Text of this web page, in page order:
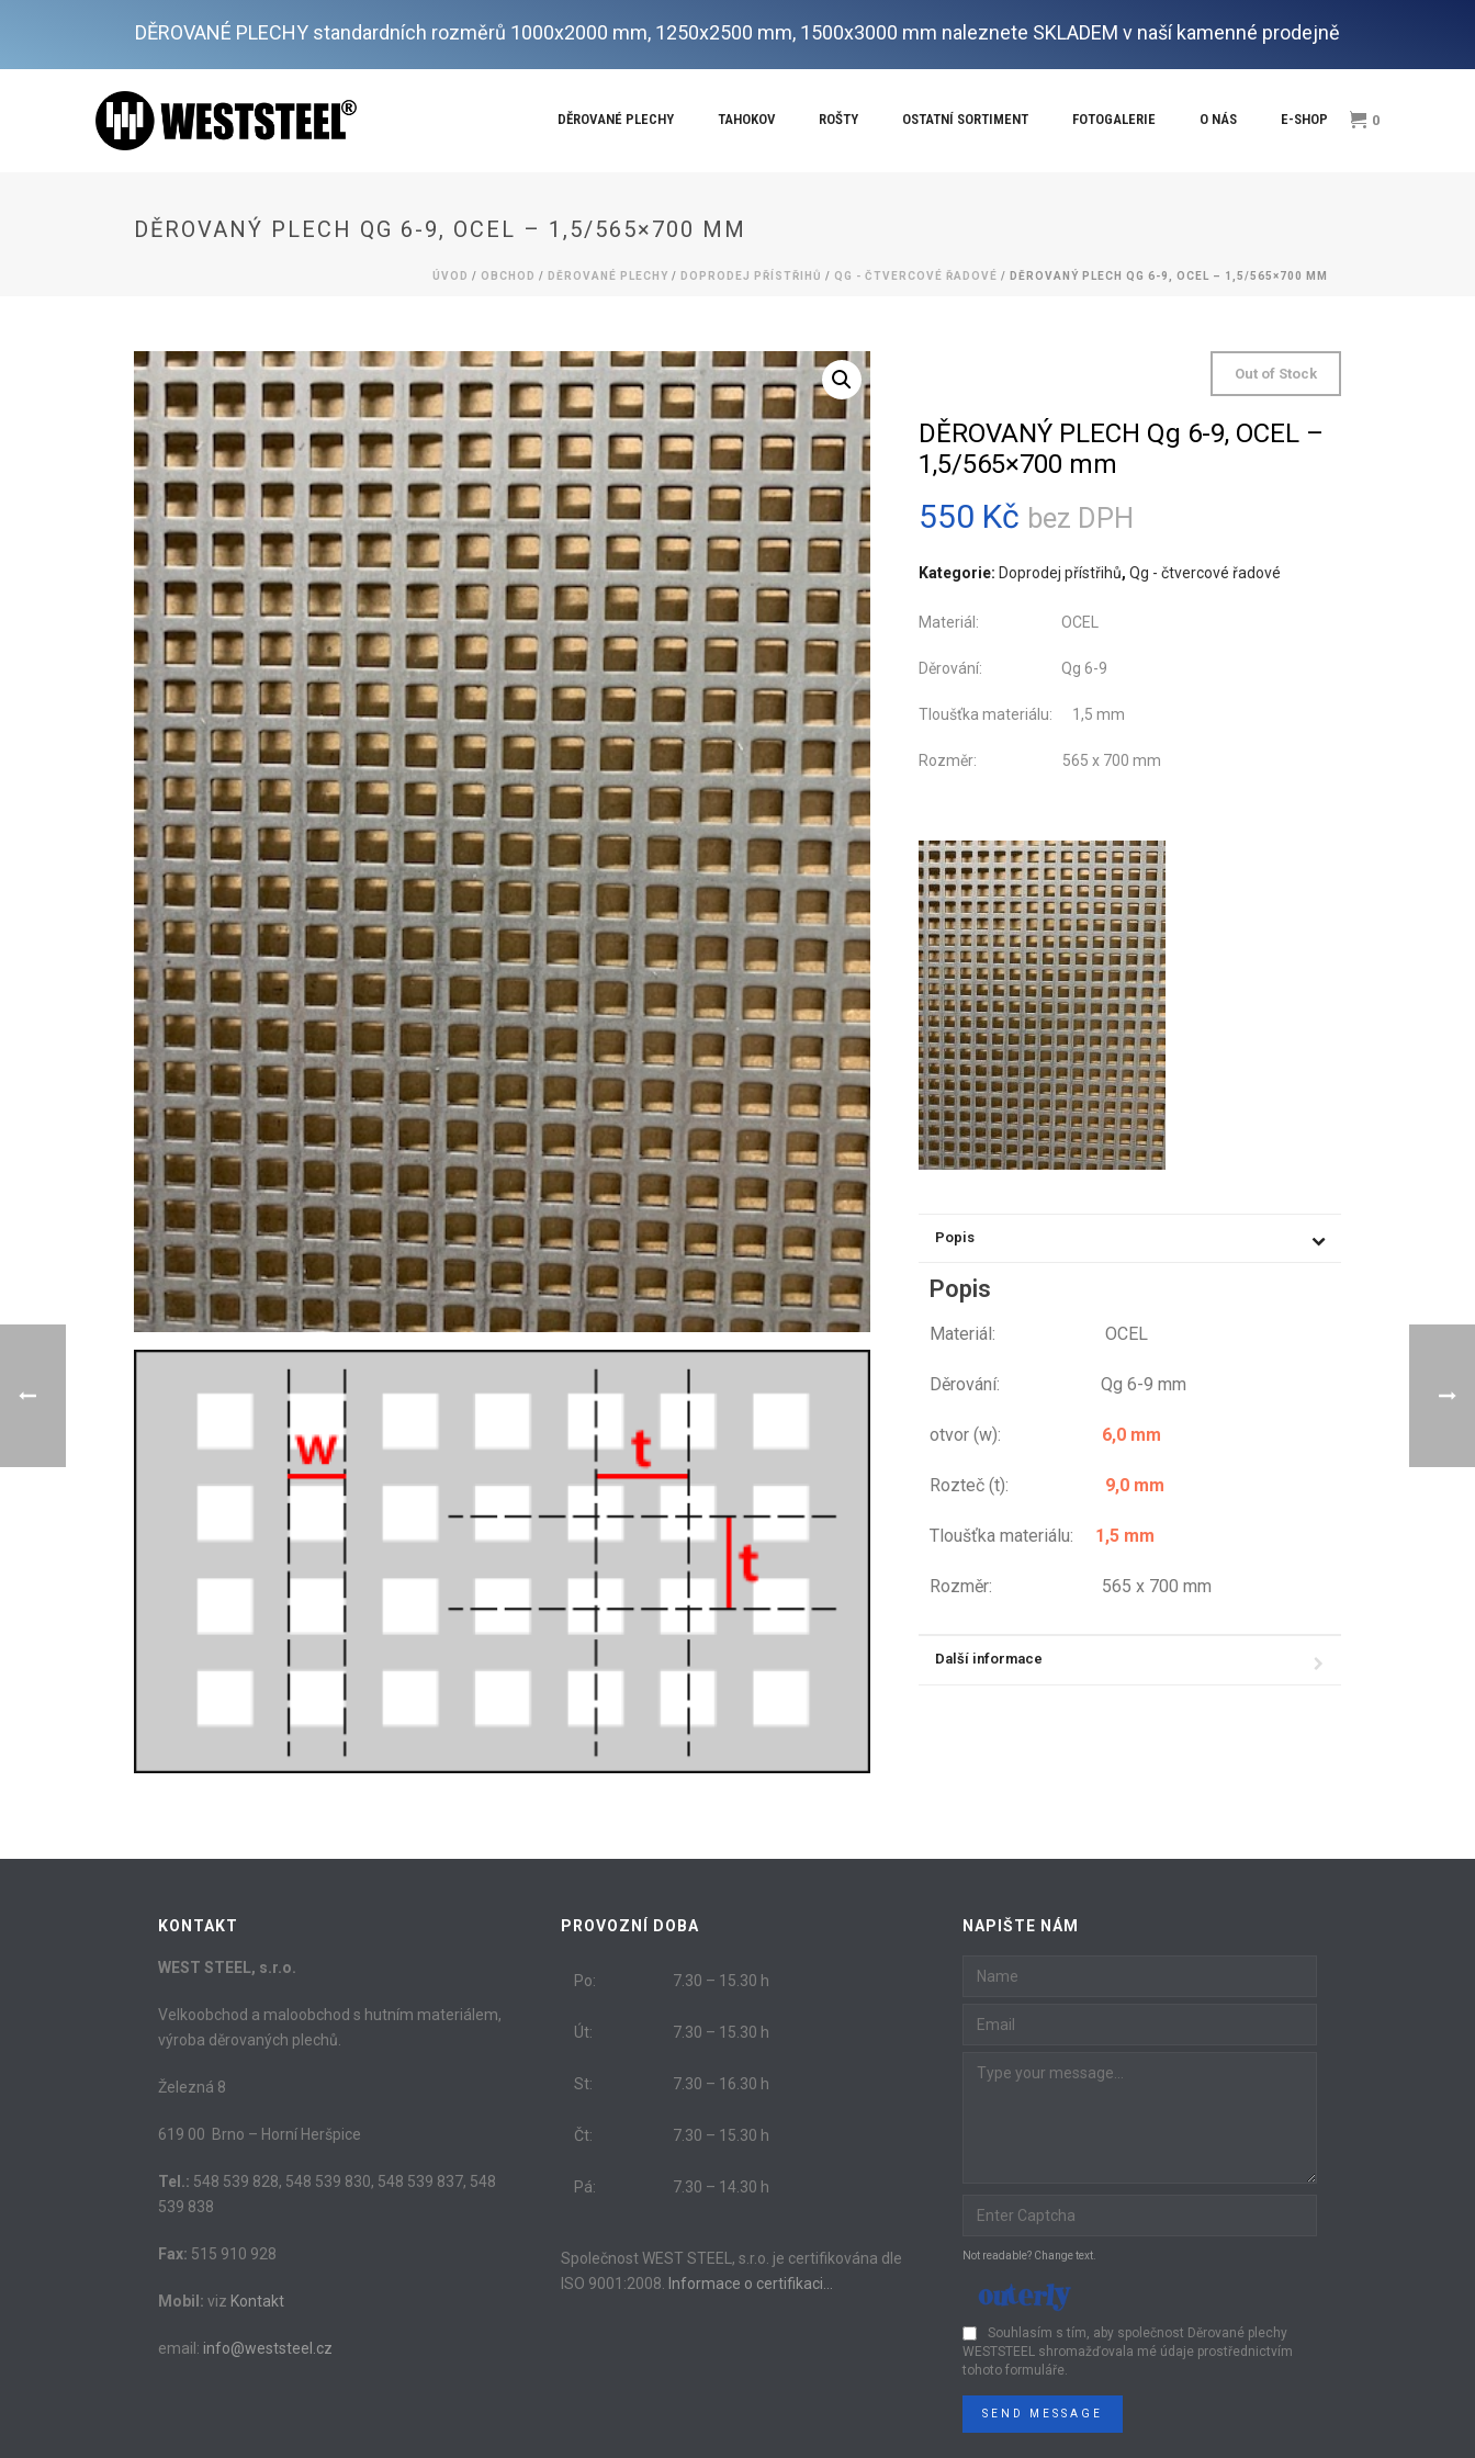
DĚROVANÉ PLECHY standardních rozměrů 1000x2000 mm, 1250x2500 mm, 1500x3000 mm naleznete SKLADEM v naší kamenné prodejně
DĚROVANÉ PLECHY TAHOKOV ROŠTY OSTATNÍ SORTIMENT FOTOGALERIE O NÁS E-SHOP 0
DĚROVANÝ PLECH QG 6-9, OCEL – 1,5/565×700 MM
ÚVOD / OBCHOD / DĚROVANÉ PLECHY / DOPRODEJ PŘÍSTŘIHŮ / QG - ČTVERCOVÉ ŘADOVÉ / DĚROVANÝ PLECH QG 6-9, OCEL – 1,5/565×700 MM
Out of Stock
DĚROVANÝ PLECH Qg 6-9, OCEL –
1,5/565×700 mm
550 Kč bez DPH
Kategorie: Doprodej přístřihů, Qg - čtvercové řadové
Materiál: OCEL
Děrování: Qg 6-9
Tloušťka materiálu: 1,5 mm
Rozměr: 565 x 700 mm
Popis
Popis
Materiál: OCEL
Děrování: Qg 6-9 mm
otvor (w): 6,0 mm
Rozteč (t): 9,0 mm
Tloušťka materiálu: 1,5 mm
Rozměr: 565 x 700 mm
Další informace
KONTAKT
WEST STEEL, s.r.o.
Velkoobchod a maloobchod s hutním materiálem,
výroba děrovaných plechů.
Železná 8
619 00 Brno – Horní Heršpice
Tel.: 548 539 828, 548 539 830, 548 539 837, 548
539 838
Fax: 515 910 928
Mobil: viz Kontakt
email: info@weststeel.cz
PROVOZNÍ DOBA
Po: 7.30 – 15.30 h
Út: 7.30 – 15.30 h
St: 7.30 – 16.30 h
Čt: 7.30 – 15.30 h
Pá: 7.30 – 14.30 h
Společnost WEST STEEL, s.r.o. je certifikována dle
ISO 9001:2008.
Informace o certifikaci…
NAPIŠTE NÁM
Not readable? Change text.
Souhlasím s tím, aby společnost Děrované plechy
WESTSTEEL shromažďovala mé údaje prostřednictvím
tohoto formuláře.
SEND MESSAGE